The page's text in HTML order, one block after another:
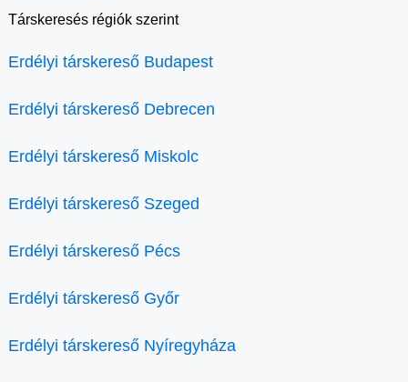
Társkeresés régiók szerint
Erdélyi társkereső Budapest
Erdélyi társkereső Debrecen
Erdélyi társkereső Miskolc
Erdélyi társkereső Szeged
Erdélyi társkereső Pécs
Erdélyi társkereső Győr
Erdélyi társkereső Nyíregyháza